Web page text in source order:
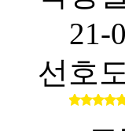
21-
선호